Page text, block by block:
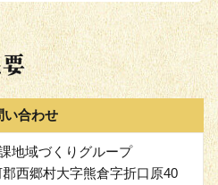
い合わせ
地域づくりグループ
西郷村大字熊倉字折口原40